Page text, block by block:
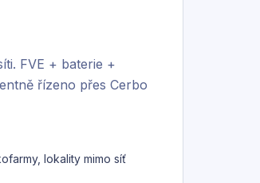
FVE + baterie +
řízeno přes Cerbo
lokality mimo síť